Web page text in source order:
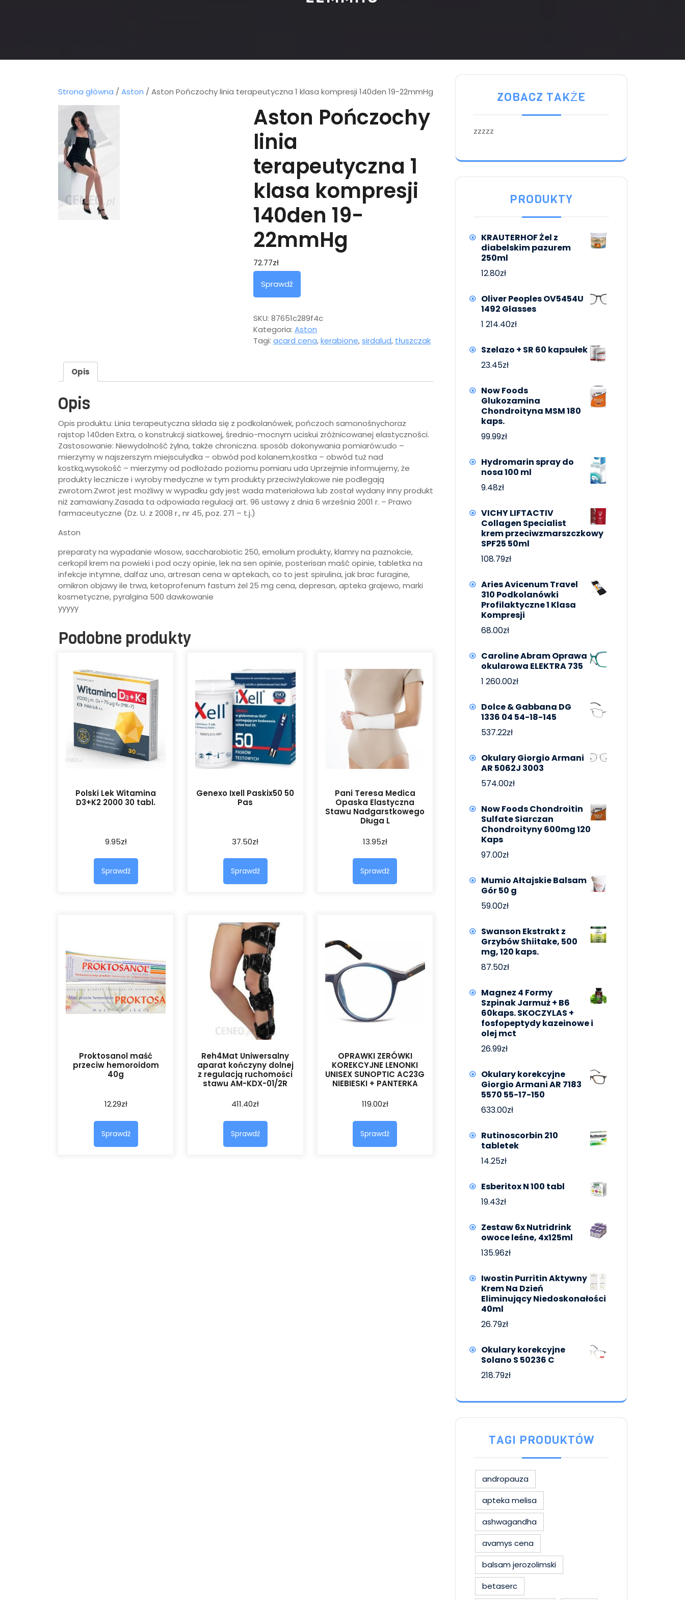
Strona główna / Aston / Aston Pończochy linia terapeutyczna 1 klasa kompresji 140den 19-22mmHg
Aston Pończochy
linia
terapeutyczna 1
klasa kompresji
140den 19-
22mmHg
72.77zł
Sprawdź
SKU: 87651c289f4c
Kategoria: Aston
Tagi: acard cena,kerabione,sirdalud, tłuszczak
Opis
Opis
Opis produktu: Linia terapeutyczna składa się z podkolanówek, pończoch samonośnychoraz
rajstop 140den Extra, o konstrukcji siatkowej, średnio-mocnym uciskui zróżnicowanej elastyczności.
Zastosowanie: Niewydolność żylna, także chroniczna. sposób dokonywania pomiarów:udo –
mierzymy w najszerszym miejscułydka – obwód pod kolanem,kostka – obwód tuż nad
kostką,wysokość – mierzymy od podłożado poziomu pomiaru uda Uprzejmie informujemy, że
produkty lecznicze i wyroby medyczne w tym produkty przeciwżylakowe nie podlegają
zwrotom.Zwrot jest możliwy w wypadku gdy jest wada materiałowa lub został wydany inny produkt
niż zamawiany.Zasada ta odpowiada regulacji art. 96 ustawy z dnia 6 września 2001 r. – Prawo
farmaceutyczne (Dz. U. z 2008 r., nr 45, poz. 271 – t.j.)
Aston
preparaty na wypadanie wlosow, saccharobiotic 250, emolium produkty, klamry na paznokcie,
cerkopil krem na powieki i pod oczy opinie, lek na sen opinie, posterisan maść opinie, tabletka na
infekcje intymne, dalfaz uno, artresan cena w aptekach, co to jest spirulina, jak brac furagine,
omikron objawy ile trwa, ketoprofenum fastum żel 25 mg cena, depresan, apteka grajewo, marki
kosmetyczne, pyralgina 500 dawkowanie
yyyyy
Podobne produkty
Polski Lek Witamina
D3+K2 2000 30 tabl.
9.95zł
Sprawdź
Genexo Ixell Paskix50 50
Pas
37.50zł
Sprawdź
Pani Teresa Medica
Opaska Elastyczna
Stawu Nadgarstkowego
Długa L
13.95zł
Sprawdź
Proktosanol maść
przeciw hemoroidom
40g
12.29zł
Sprawdź
Reh4Mat Uniwersalny
aparat kończyny dolnej
z regulacją ruchomości
stawu AM-KDX-01/2R
411.40zł
Sprawdź
OPRAWKI ZERÓWKI
KOREKCYJNE LENONKI
UNISEX SUNOPTIC AC23G
NIEBIESKI + PANTERKA
119.00zł
Sprawdź
ZOBACZ TAKŻE
zzzzz
PRODUKTY
KRAUTERHOF Żel z
diabelskim pazurem
250ml
12.80zł
Oliver Peoples OV5454U
1492 Glasses
1 214.40zł
Szelazo + SR 60 kapsułek
23.45zł
Now Foods
Glukozamina
Chondroityna MSM 180
kaps.
99.99zł
Hydromarin spray do
nosa 100 ml
9.48zł
VICHY LIFTACTIV
Collagen Specialist
krem przeciwzmarszczkowy
SPF25 50ml
108.79zł
Aries Avicenum Travel
310 Podkolanówki
Profilaktyczne 1 Klasa
Kompresji
68.00zł
Caroline Abram Oprawa
okularowa ELEKTRA 735
1 260.00zł
Dolce & Gabbana DG
1336 04 54-18-145
537.22zł
Okulary Giorgio Armani
AR 5062J 3003
574.00zł
Now Foods Chondroitin
Sulfate Siarczan
Chondroityny 600mg 120
Kaps
97.00zł
Mumio Ałtajskie Balsam
Gór 50 g
59.00zł
Swanson Ekstrakt z
Grzybów Shiitake, 500
mg, 120 kaps.
87.50zł
Magnez 4 Formy
Szpinak Jarmuż + B6
60kaps. SKOCZYLAS +
fosfopeptydy kazeinowe i
olej mct
26.99zł
Okulary korekcyjne
Giorgio Armani AR 7183
5570 55-17-150
633.00zł
Rutinoscorbin 210
tabletek
14.25zł
Esberitox N 100 tabl
19.43zł
Zestaw 6x Nutridrink
owoce leśne, 4x125ml
135.96zł
Iwostin Purritin Aktywny
Krem Na Dzień
Eliminujący Niedoskonałości
40ml
26.79zł
Okulary korekcyjne
Solano S 50236 C
218.79zł
TAGI PRODUKTÓW
andropauza
apteka melisa
ashwagandha
avamys cena
balsam jerozolimski
betaserc